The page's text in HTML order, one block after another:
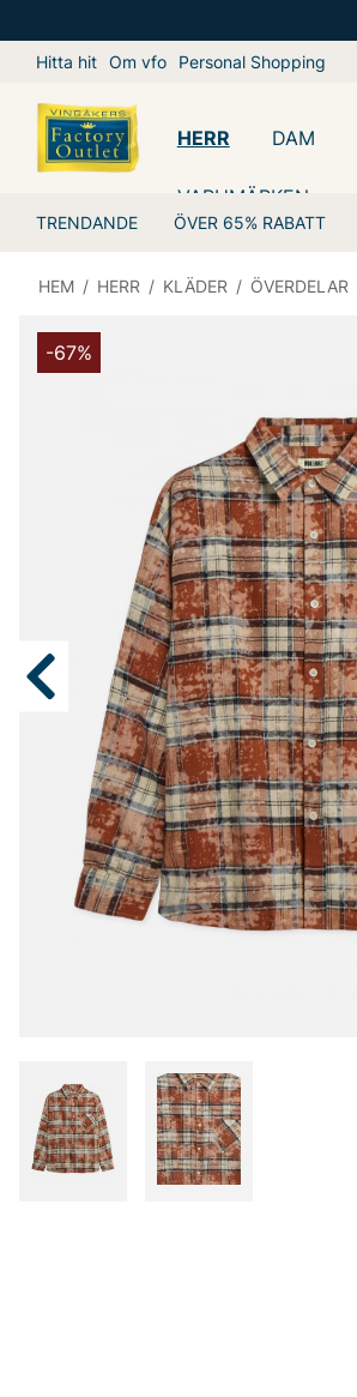
Hitta hit Om vfo Personal Shopping
HERR
TRENDANDE ÖVER 65% RABATT
DAM
VARUMÄRKEN
HEM / HERR / KLÄDER / ÖVERDELAR
-67%